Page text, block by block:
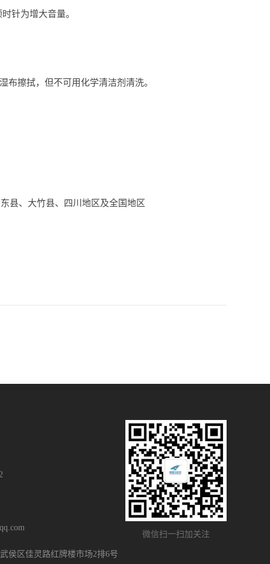
针为增大音量。
布擦拭，但不可用化学清洁剂清洗。
县、大竹县、四川地区及全国地区
微信扫一扫加关注
侯区佳灵路红牌楼市场2排6号